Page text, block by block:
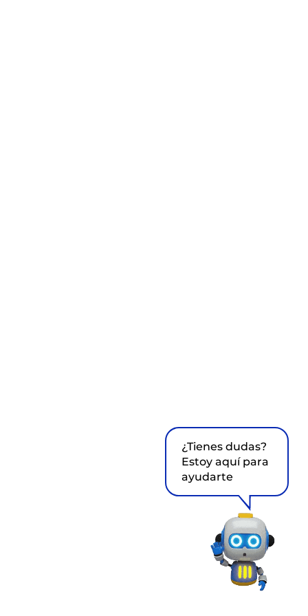
¿Tienes dudas?
Estoy aquí para
ayudarte